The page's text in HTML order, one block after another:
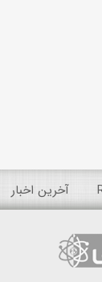
آخرین اخبار